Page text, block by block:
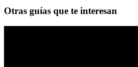
Otras guías que te interesan